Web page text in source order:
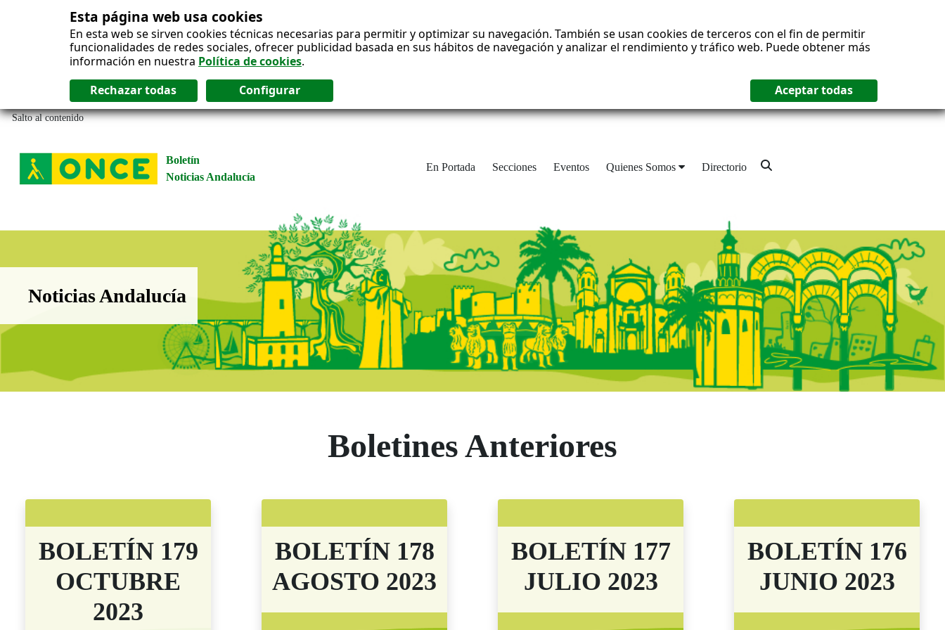
Esta página web usa cookies
En esta web se sirven cookies técnicas necesarias para permitir y optimizar su navegación. También se usan cookies de terceros con el fin de permitir
funcionalidades de redes sociales, ofrecer publicidad basada en sus hábitos de navegación y analizar el rendimiento y tráfico web. Puede obtener más
información en nuestra Política de cookies.
Salto al contenido
Boletín
Noticias Andalucía
En Portada Secciones Eventos Quienes Somos Directorio
Boletín Noticias Andalucía
Noticias Andalucía
Boletines Anteriores
BOLETÍN 179
OCTUBRE
2023
BOLETÍN 178
AGOSTO 2023
BOLETÍN 177
JULIO 2023
BOLETÍN 176
JUNIO 2023